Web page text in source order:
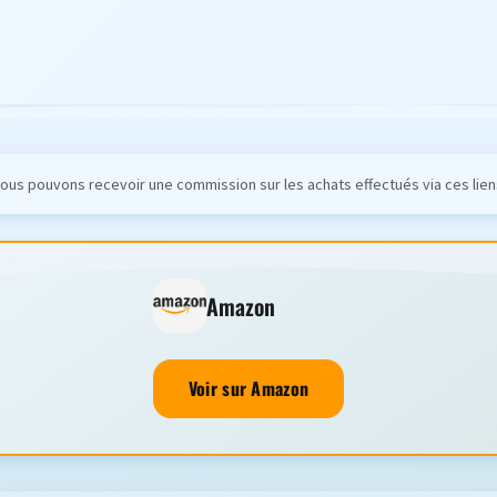
pouvons recevoir une commission sur les achats effectués via ces
Amazon
Voir sur Amazon